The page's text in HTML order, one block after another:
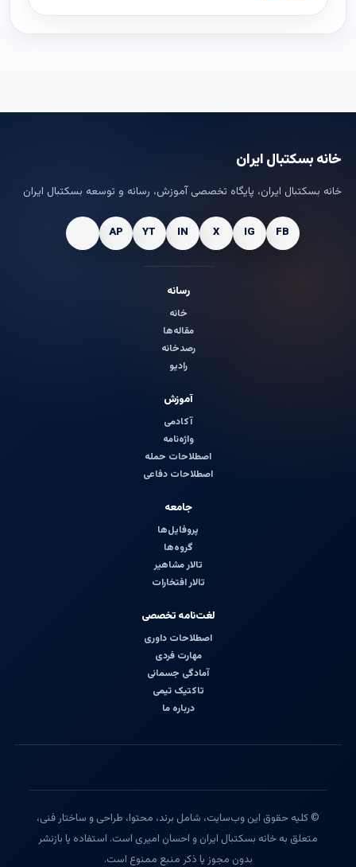
خانه بسکتبال ایران
خانه بسکتبال ایران، پایگاه تخصصی آموزش، رسانه و توسعه بسکتبال ایران
رسانه
خانه
مقاله‌ها
رصدخانه
رادیو
آموزش
آکادمی
واژه‌نامه
اصطلاحات حمله
اصطلاحات دفاعی
جامعه
پروفایل‌ها
گروه‌ها
تالار مشاهیر
تالار افتخارات
لغت‌نامه تخصصی
اصطلاحات داوری
مهارت فردی
آمادگی جسمانی
تاکتیک تیمی
درباره ما
© کلیه حقوق این وب‌سایت، شامل برند، محتوا، طراحی و ساختار فنی،
متعلق به خانه بسکتبال ایران و احسان امیری است. استفاده یا بازنشر
بدون مجوز یا ذکر منبع ممنوع است.